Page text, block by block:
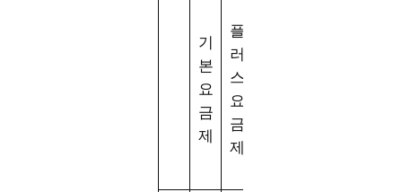
기
본
요
금
제
플
러
스
요
금
제